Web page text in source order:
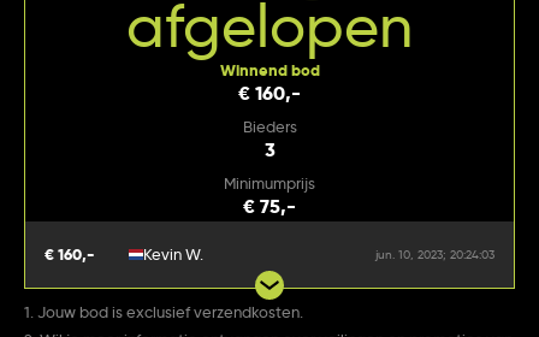
afgelopen
Winnend bod
€ 160,-
Bieders
3
Minimumprijs
€ 75,-
€ 160,- Kevin W. jun. 10, 2023; 20:24:03
1. Jouw bod is exclusief verzendkosten.